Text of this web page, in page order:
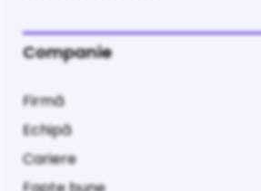
Companie
Firmă
Echipă
Cariere